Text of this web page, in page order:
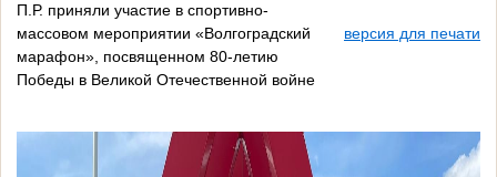
П.Р. приняли участие в спортивно-
массовом мероприятии «Волгоградский
марафон», посвященном 80-летию
Победы в Великой Отечественной войне
версия для печати